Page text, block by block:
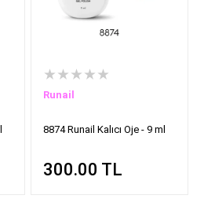
★★★★★
Runail
8874 Runail Kalıcı Oje - 9 ml
300.00 TL